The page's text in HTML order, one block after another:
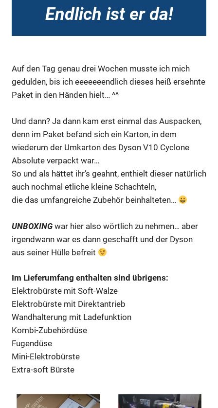
Endlich ist er da!
Auf den Tag genau drei Wochen musste ich mich
gedulden, bis ich eeeeeeendlich dieses heiß ersehnte
Paket in den Händen hielt… ^^
Und dann? Ja dann kam erst einmal das Auspacken,
denn im Paket befand sich ein Karton, in dem
wiederum der Umkarton des Dyson V10 Cyclone
Absolute verpackt war…
So und als hättet ihr’s geahnt, enthielt dieser natürlich
auch nochmal etliche kleine Schachteln,
die das umfangreiche Zubehör beinhalteten…
UNBOXING war hier also wörtlich zu nehmen… aber
irgendwann war es dann geschafft und der Dyson
aus seiner Hülle befreit
Im Lieferumfang enthalten sind übrigens:
Elektrobürste mit Soft-Walze
Elektrobürste mit Direktantrieb
Wandhalterung mit Ladefunktion
Kombi-Zubehördüse
Fugendüse
Mini-Elektrobürste
Extra-soft Bürste